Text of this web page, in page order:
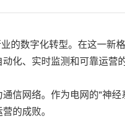
的数字化转型。在这一新
化、实时监测和可靠运营
信网络。作为电网的"神
的成败。